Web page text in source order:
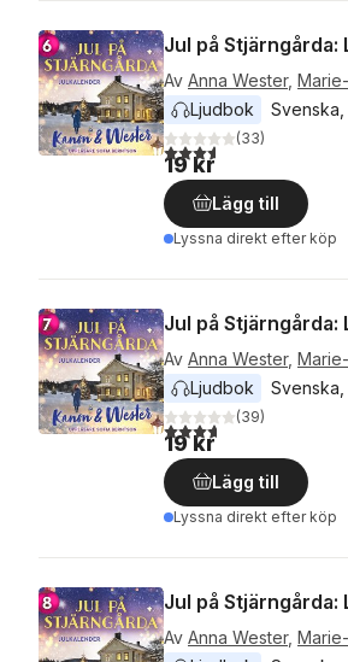
Jul på Stjärngårda:
Av Anna Wester,
Ljudbok
Svenska
3,6utav 5 stjärnor.
(33)
19 kr
Lägg till
Lyssna direkt efter köp
Jul på Stjärngårda:
Av Anna Wester,
Ljudbok
Svenska
3,7utav 5 stjärnor.
(39)
19 kr
Lägg till
Lyssna direkt efter köp
Jul på Stjärngårda:
Av Anna Wester,